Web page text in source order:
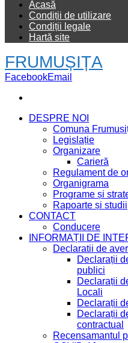
Acasă
Condiții de utilizare
Condiții legale
Hartă site
FRUMUȘIȚA
FacebookEmail
DESPRE NOI
Comuna
Legislație
Organizare
Carieră
Regulament de
Organigrama
Programe și
Rapoarte și studii
CONTACT
Conducere
INFORMAȚII DE
Declaratii de
Declarații
publici
Declarații
Locali
Declarații
Declarații
contractual
Recensamantul